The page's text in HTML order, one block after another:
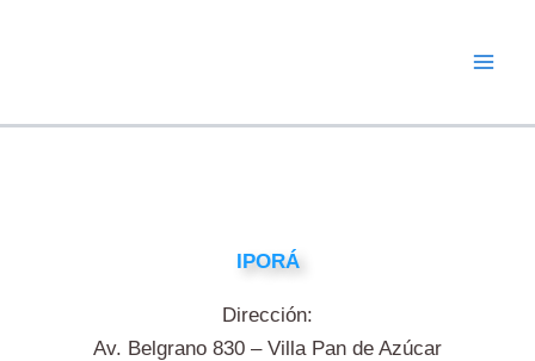
IPORÁ
Dirección:
Av. Belgrano 830 – Villa Pan de Azúcar